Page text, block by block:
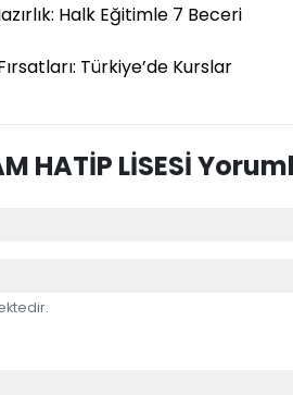
Halk Eğitimle 7 Beceri
Türkiye’de Kurslar
HATİP LİSESİ